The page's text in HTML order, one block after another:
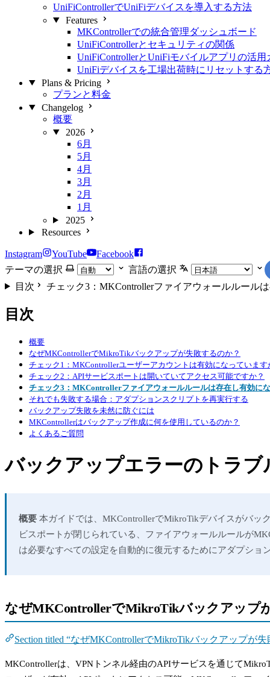
UniFiControllerでUniFiデバイスを導入する方法
Features
MKControllerでの統合管理ダッシュボード
UniFiControllerとセキュリティの関係
UniFiControllerとUniFiモバイルアプリの活用
UniFiデバイスを工場出荷時にリセットする
Plans & Pricing
プランと料金
Changelog
概要
2026
6月
5月
4月
3月
2月
1月
2025
Resources
Instagram YouTube
Facebook
テーマの選択
言語の選択
目次 チェック3：MKControllerファイアウォールルール
目次
概要
なぜMKControllerでMikroTikバックアップが失敗するのか？
チェック1：MKControllerユーザーアカウントは有効になっています
チェック2：APIサービスポートは開いていてアクセス可能ですか？
チェック3：MKControllerファイアウォールルールは存在し有効に
それでも失敗する場合：アダプションスクリプトを再実行する
バックアップ失敗を未然に防ぐには
MKControllerはバックアップ作成に何を使用しているのか？
よくあるご質問
バックアップエラーのトラ
概要 本ガイドでは、MKControllerでMikroTikデバイスがバッ
ビスポートが閉じられている、ファイアウォールルールが
は必要なすべての設定を自動的に復元するためにアダプショ
なぜMKControllerでMikroTikバックアップ
Section titled “なぜMKControllerでMikroTikバックアップが
MKControllerは、VPNトンネル経由のAPIサービスを通じて